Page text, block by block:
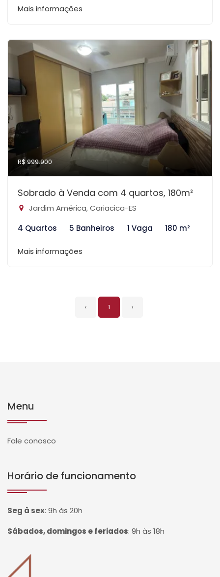
Mais informações
R$ 999.900
Sobrado à Venda com 4 quartos, 180m²
Jardim América, Cariacica-ES
4 Quartos
5 Banheiros 1 Vaga 180 m²
Mais informações
‹ 1 ›
Menu
Fale conosco
Horário de funcionamento
Seg à sex: 9h às 20h
Sábados, domingos e feriados: 9h às 18h
Página inicial